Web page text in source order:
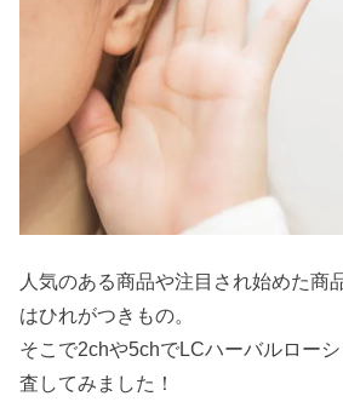
人気のある商品や注目され始めた商
はひれがつきもの。
そこで2chや5chでLCハーバルロー
査してみました！